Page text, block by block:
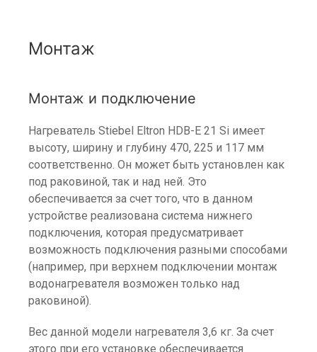
Монтаж
Монтаж и подключение
Нагреватель Stiebel Eltron HDB-E 21 Si имеет
высоту, ширину и глубину 470, 225 и 117 мм
соответственно. Он может быть установлен как
под раковиной, так и над ней. Это
обеспечивается за счет того, что в данном
устройстве реализована система нижнего
подключения, которая предусматривает
возможность подключения разными способами
(например, при верхнем подключении монтаж
водонагревателя возможен только над
раковиной).
Вес данной модели нагревателя 3,6 кг. За счет
этого при его установке обеспечивается